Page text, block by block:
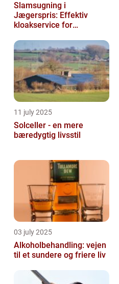
Slamsugning i
Jægerspris: Effektiv
kloakservice for
vedligeholdelse
11 july 2025
Solceller - en mere
bæredygtig livsstil
03 july 2025
Alkoholbehandling: vejen
til et sundere og friere liv